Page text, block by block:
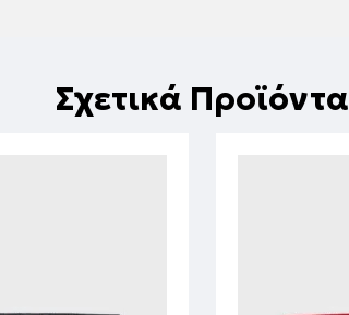
Σχετικά Προϊόντα